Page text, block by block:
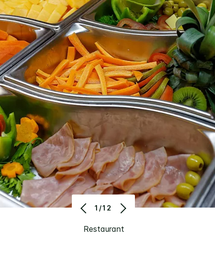
Restaurant
1/12